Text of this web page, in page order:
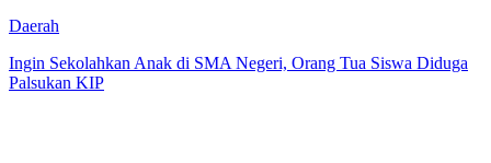
Daerah
Ingin Sekolahkan Anak di SMA Negeri, Orang Tua Siswa Diduga
Palsukan KIP